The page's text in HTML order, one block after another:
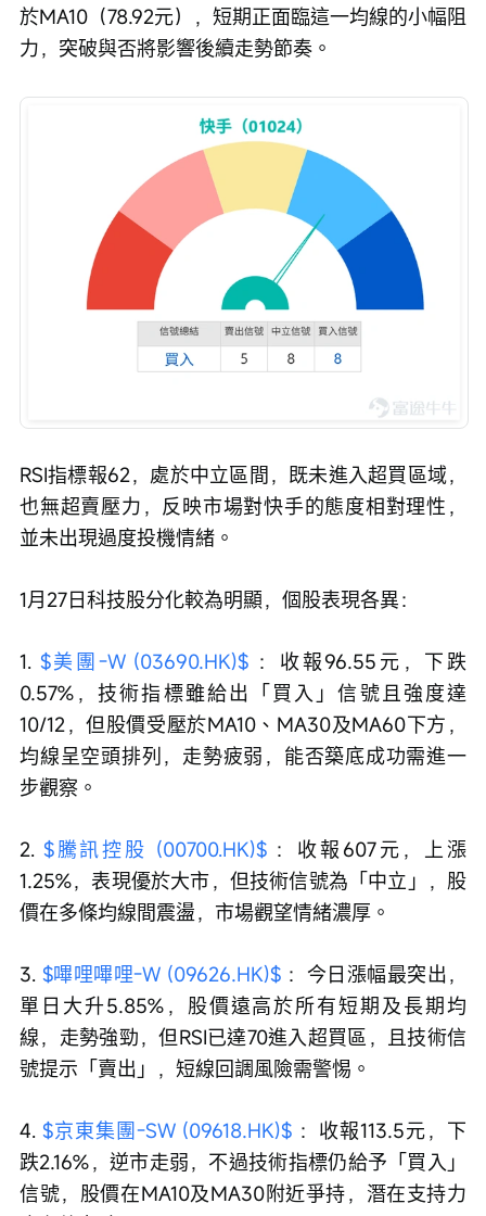
於MA10（78.92元），短期正面臨這一均線的小幅阻
力，突破與否將影響後續走勢節奏。
RSI指標報62，處於中立區間，既未進入超買區域，
也無超賣壓力，反映市場對快手的態度相對理性，
並未出現過度投機情緒。
1月27日科技股分化較為明顯，個股表現各異：
1. $美團-W (03690.HK)$ ：收報96.55元，下跌
0.57%，技術指標雖給出「買入」信號且強度達
10/12，但股價受壓於MA10、MA30及MA60下方，
均線呈空頭排列，走勢疲弱，能否築底成功需進一
步觀察。
2. $騰訊控股 (00700.HK)$ ：收報607元，上漲
1.25%，表現優於大市，但技術信號為「中立」，股
價在多條均線間震盪，市場觀望情緒濃厚。
3. $嗶哩嗶哩-W (09626.HK)$ ：今日漲幅最突出，
單日大升5.85%，股價遠高於所有短期及長期均
線，走勢強勁，但RSI已達70進入超買區，且技術信
號提示「賣出」，短線回調風險需警惕。
4. $京東集團-SW (09618.HK)$ ：收報113.5元，下
跌2.16%，逆市走弱，不過技術指標仍給予「買入」
信號，股價在MA10及MA30附近爭持，潛在支持力